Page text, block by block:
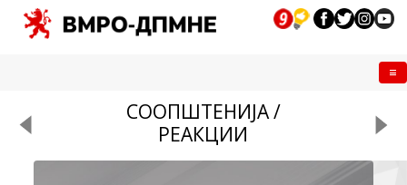
СООПШТЕНИЈА /
РЕАКЦИИ